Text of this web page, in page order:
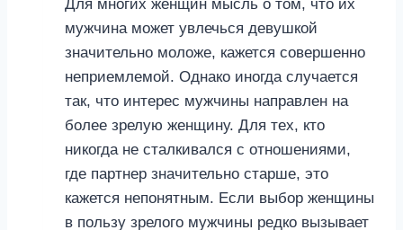
Для многих женщин мысль о том, что их
мужчина может увлечься девушкой
значительно моложе, кажется совершенно
неприемлемой. Однако иногда случается
так, что интерес мужчины направлен на
более зрелую женщину. Для тех, кто
никогда не сталкивался с отношениями,
где партнер значительно старше, это
кажется непонятным. Если выбор женщины
в пользу зрелого мужчины редко вызывает